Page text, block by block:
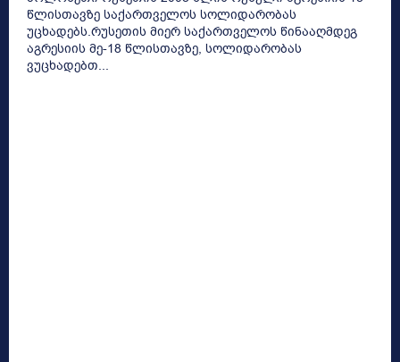
წლისთავზე საქართველოს სოლიდარობას
უცხადებს.რუსეთის მიერ საქართველოს წინააღმდეგ
აგრესიის მე-18 წლისთავზე, სოლიდარობას
ვუცხადებთ...